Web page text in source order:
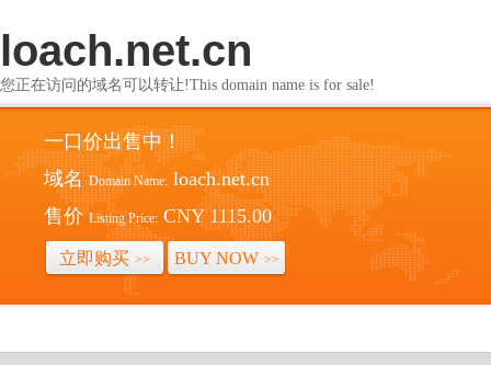
loach.net.cn
您正在访问的域名可以转让!This domain name is for sale!
一口价出售中！
域名 Domain Name: loach.net.cn
售价 Listing Price: CNY 1115.00
立即购买 >> BUY NOW >>